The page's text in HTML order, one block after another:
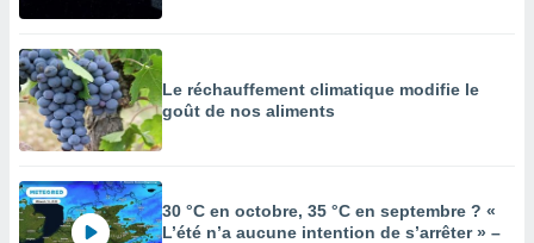
Le réchauffement climatique modifie le
goût de nos aliments
30 °C en octobre, 35 °C en septembre ? «
L’été n’a aucune intention de s’arrêter » –